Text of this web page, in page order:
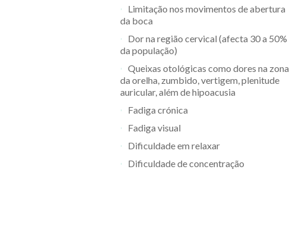
Limitação nos movimentos de abertura
da boca
Dor na região cervical (afecta 30 a 50%
da população)
Queixas otológicas como dores na zona
da orelha, zumbido, vertigem, plenitude
auricular, além de hipoacusia
Fadiga crónica
Fadiga visual
Dificuldade em relaxar
Dificuldade de concentração